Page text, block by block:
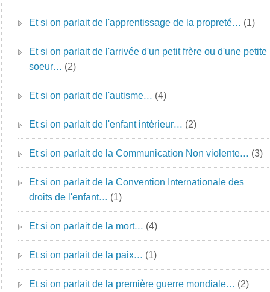
Et si on parlait de l'apprentissage de la propreté… (1)
Et si on parlait de l'arrivée d'un petit frère ou d'une petite
soeur… (2)
Et si on parlait de l'autisme… (4)
Et si on parlait de l'enfant intérieur… (2)
Et si on parlait de la Communication Non violente… (3)
Et si on parlait de la Convention Internationale des
droits de l'enfant… (1)
Et si on parlait de la mort… (4)
Et si on parlait de la paix… (1)
Et si on parlait de la première guerre mondiale… (2)